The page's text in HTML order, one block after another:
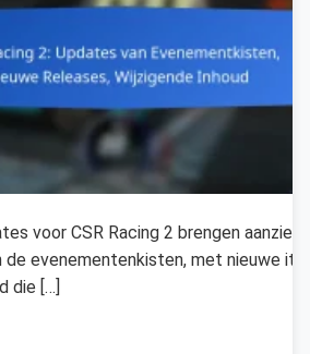
voor CSR Racing 2 brengen
de evenementenkisten, met nieuwe
die […]